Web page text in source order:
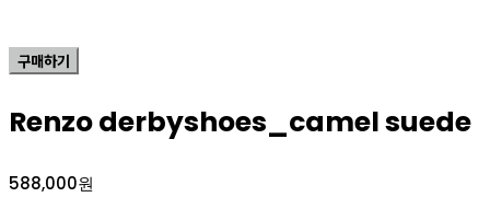
구매하기
Renzo derbyshoes_camel suede
588,000원